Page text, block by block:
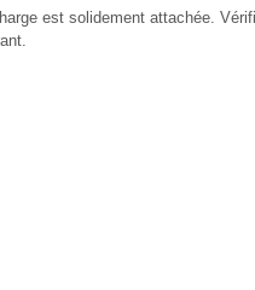
est solidement attachée.